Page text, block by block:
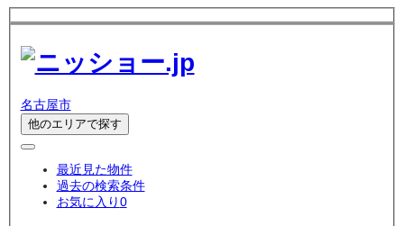
名古屋市
他のエリアで探す
最近見た物件
過去の検索条件
お気に入り0